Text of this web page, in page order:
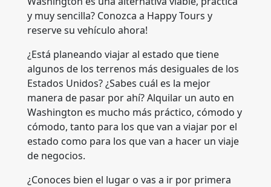
y muy sencilla? Conozca a Happy Tours y
reserve su vehículo ahora!
¿Está planeando viajar al estado que tiene
algunos de los terrenos más desiguales de los
Estados Unidos? ¿Sabes cuál es la mejor
manera de pasar por ahí? Alquilar un auto en
Washington es mucho más práctico, cómodo y
cómodo, tanto para los que van a viajar por el
estado como para los que van a hacer un viaje
de negocios.
¿Conoces bien el lugar o vas a ir por primera